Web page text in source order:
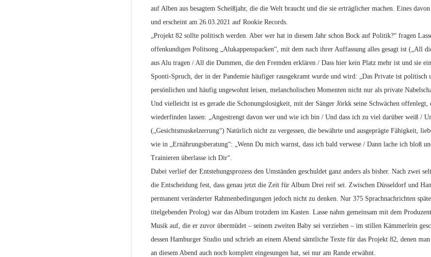
auf Alben aus besagtem Scheißjahr, die die Welt braucht und die sie erträglicher machen. Eines
und erscheint am 26.03.2021 auf Rookie Records.
„Projekt 82 sollte politisch werden. Aber wer hat in diesem Jahr schon Bock auf Politik?“ fragen
offenkundigen Politsong „Alukappenspacken“, mit dem nach ihrer Auffassung alles gesagt ist („All
aus Alu tragen / All die Dummen, die den Fremden erklären / Dass hier kein Platz mehr ist und sie
Sponti-Spruch, der in der Pandemie häufiger rausgekramt wurde und wird: „Das Private ist
persönlichen und häufig ungewohnt leisen, melancholischen Momenten nicht nur als private
Und vielleicht ist es gerade die Schonungslosigkeit, mit der Sänger Jörkk seine Schwächen
wiederfinden lassen: „Angestrengt davon wer und wie ich bin / Und dass ich zu viel darüber weiß /
(„Gesichtsmuskelzerrung“) Natürlich nicht zu vergessen, die bewährte und ausgeprägte Fähigkeit,
wie in „Ernährungsberatung“: „Wenn Du mich warnst, dass ich bald verwese / Dann lache ich bloß
Trainieren überlasse ich Dir“.
Dabei verlief der Entstehungsprozess den Umständen geschuldet ganz anders als bisher. Nach zwei
die Entscheidung fest, dass genau jetzt die Zeit für Album Drei reif sei. Zwischen Düsseldorf und
permanent veränderter Rahmenbedingungen jedoch nicht zu denken. Nur 375 Sprachnachrichten
titelgebenden Prolog) war das Album trotzdem im Kasten. Lasse nahm gemeinsam mit dem
Musik auf, die er zuvor übermüdet – seinem zweiten Baby sei verziehen – im stillen Kämmerlein
dessen Hamburger Studio und schrieb an einem Abend sämtliche Texte für das Projekt 82, denen
an diesem Abend auch noch komplett eingesungen hat, sei nur am Rande erwähnt.